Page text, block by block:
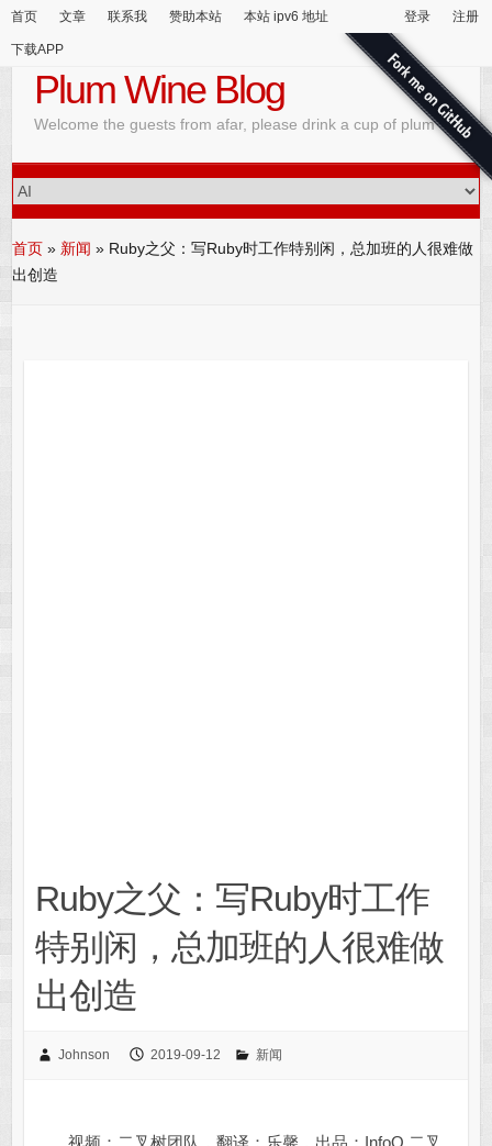
首页 文章 联系我 赞助本站 本站 ipv6 地址
下载APP
登录 注册
Plum Wine Blog
Welcome the guests from afar, please drink a cup of plum wine
首页 » 新闻 » Ruby之父：写Ruby时工作特别闲，总加班的人很难做
出创造
Ruby之父：写Ruby时工作
特别闲，总加班的人很难做
出创造
Johnson 2019-09-12 新闻
视频：二叉树团队，翻译：乐馨，出品：InfoQ 二叉